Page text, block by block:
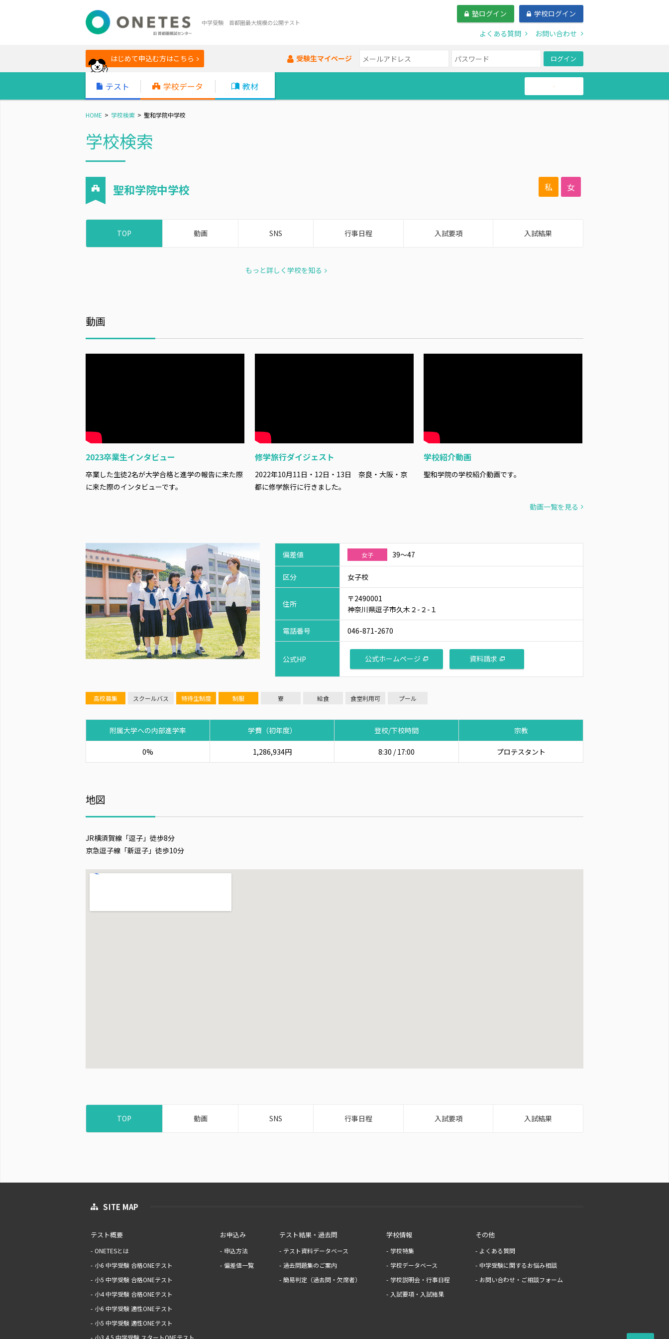
中学受験 首都圏最大規模の公開テスト
塾ログイン
学校ログイン
よくある質問
お問い合わせ
はじめて申込む方はこちら 受験生マイページ ログイン
テスト 学校データ 教材 帰国生
HOME 学校検索 聖和学院中学校
学校検索
聖和学院中学校 私 女
TOP 動画 SNS 行事日程 入試要項 入試結果
もっと詳しく学校を知る
動画
2023卒業生インタビュー
卒業した生徒2名が大学合格と進学の報告に来た際
に来た際のインタビューです。
修学旅行ダイジェスト
2022年10月11日・12日・13日 奈良・大阪・京
都に修学旅行に行きました。
学校紹介動画
聖和学院の学校紹介動画です。
動画一覧を見る
偏差値 女子 39～47
区分 女子校
住所
〒2490001
神奈川県逗子市久木２-２-１
電話番号 046-871-2670
公式HP 公式ホームページ 資料請求
高校募集 スクールバス 特待生制度 制服 寮 給食 食堂利用可 プール
附属大学への内部進学率 学費（初年度） 登校/下校時間 宗教
0% 1,286,934円 8:30 / 17:00 プロテスタント
地図
JR横須賀線「逗子」徒歩8分
京急逗子線「新逗子」徒歩10分
TOP 動画 SNS 行事日程 入試要項 入試結果
SITE MAP
テスト概要
ONETESとは
小6 中学受験 合格ONEテスト
小5 中学受験 合格ONEテスト
小4 中学受験 合格ONEテスト
小6 中学受験 適性ONEテスト
小5 中学受験 適性ONEテスト
小3.4.5 中学受験 スタートONEテスト
お申込み
申込方法
偏差値一覧
テスト結果・過去問
テスト資料データベース
過去問題集のご案内
簡易判定（過去問・欠席者）
学校情報
学校特集
学校データベース
学校説明会・行事日程
入試要項・入試結果
その他
よくある質問
中学受験に関するお悩み相談
お問い合わせ・ご相談フォーム